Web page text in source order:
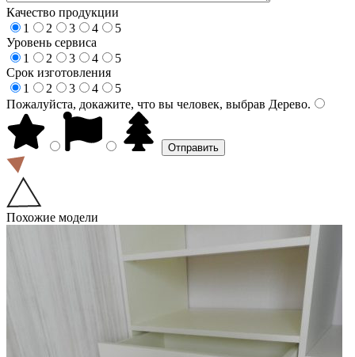
Качество продукции
1
2 3 4
5
Уровень сервиса
1
2 3 4
5
Срок изготовления
1
2 3 4
5
Пожалуйста, докажите, что вы человек, выбрав Дерево.
Похожие модели